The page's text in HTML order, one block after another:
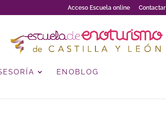
Acceso Escuela online Contactar
ENOBLOG